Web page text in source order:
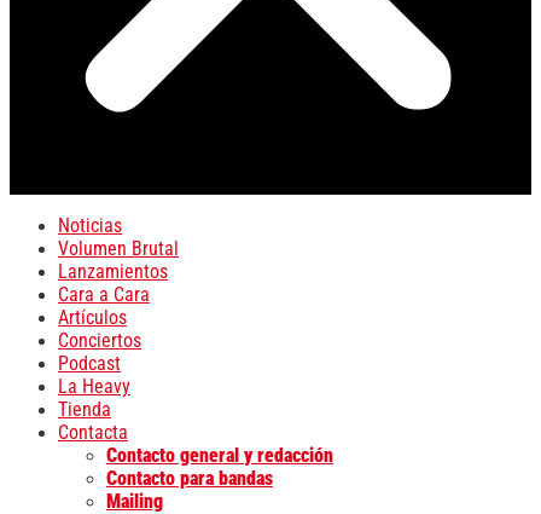
Noticias
Volumen Brutal
Lanzamientos
Cara a Cara
Artículos
Conciertos
Podcast
La Heavy
Tienda
Contacta
Contacto general y redacción
Contacto para bandas
Mailing